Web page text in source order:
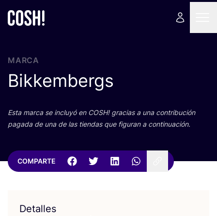
MARCA
Bikkembergs
Esta mar­ca se inclu­yó en COSH! gra­cias a una con­tri­bu­ción
paga­da de una de las tien­das que figu­ran a continuación.
COMPARTE
Detalles